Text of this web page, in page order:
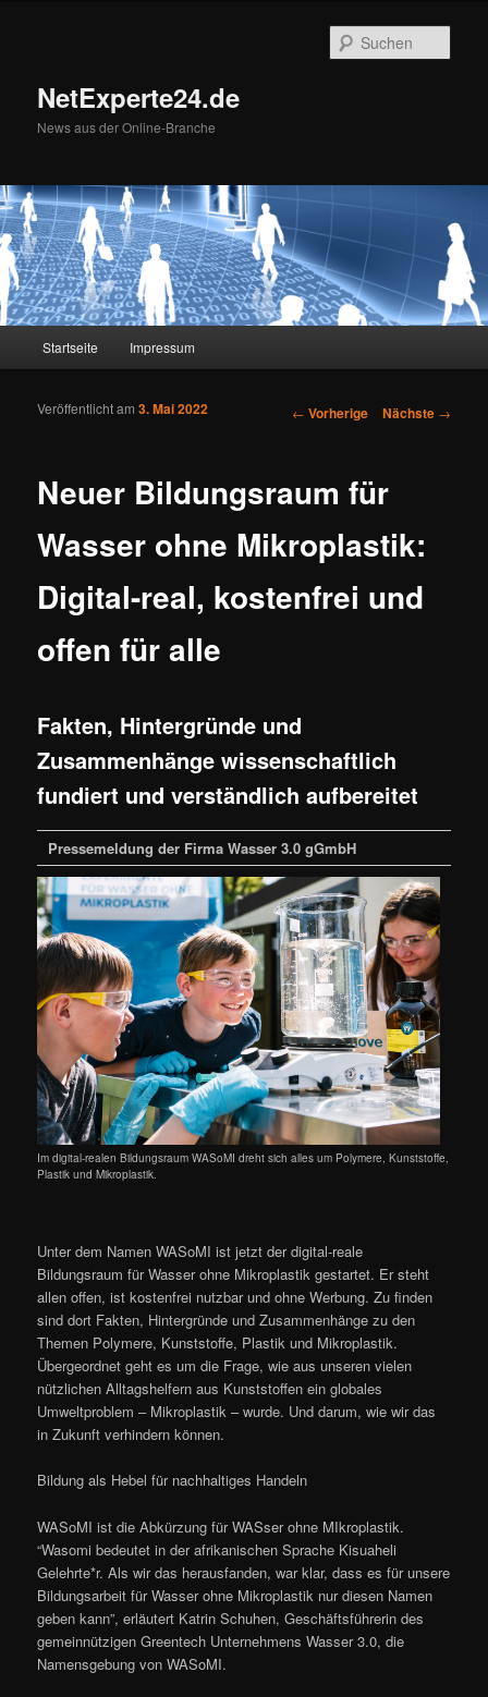
NetExperte24.de
News aus der Online-Branche
Zum Inhalt wechseln
Zum sekundären Inhalt wechseln
Startseite Impressum
Artikelnavigation
← Vorherige Nächste →
Neuer Bildungsraum für
Wasser ohne Mikroplastik:
Digital-real, kostenfrei und
offen für alle
Veröffentlicht am3. Mai 2022
Fakten, Hintergründe und
Zusammenhänge wissenschaftlich
fundiert und verständlich aufbereitet
Pressemeldung der Firma Wasser 3.0 gGmbH
Im digital-realen Bildungsraum WASoMI dreht sich alles um Polymere, Kunststoffe,
Plastik und Mikroplastik.
Unter dem Namen WASoMI ist jetzt der digital-reale
Bildungsraum für Wasser ohne Mikroplastik gestartet. Er steht
allen offen, ist kostenfrei nutzbar und ohne Werbung. Zu finden
sind dort Fakten, Hintergründe und Zusammenhänge zu den
Themen Polymere, Kunststoffe, Plastik und Mikroplastik.
Übergeordnet geht es um die Frage, wie aus unseren vielen
nützlichen Alltagshelfern aus Kunststoffen ein globales
Umweltproblem – Mikroplastik – wurde. Und darum, wie wir das
in Zukunft verhindern können.
Bildung als Hebel für nachhaltiges Handeln
WASoMI ist die Abkürzung für WASser ohne MIkroplastik.
“Wasomi bedeutet in der afrikanischen Sprache Kisuaheli
Gelehrte*r. Als wir das herausfanden, war klar, dass es für unsere
Bildungsarbeit für Wasser ohne Mikroplastik nur diesen Namen
geben kann”, erläutert Katrin Schuhen, Geschäftsführerin des
gemeinnützigen Greentech Unternehmens Wasser 3.0, die
Namensgebung von WASoMI.